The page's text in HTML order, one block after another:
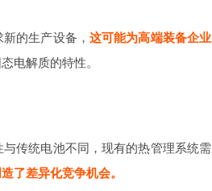
的生产设备， 这可能为高端装备企业
电解质的特性。
传统电池不同，现有的热管理系统需
了差异化竞争机会。